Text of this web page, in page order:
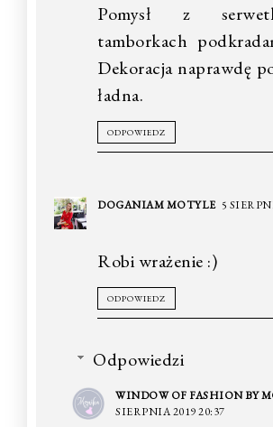
Pomysł z
tamborkach
Dekoracja naprawdę
ładna.
ODPOWIEDZ
DOGANIAM MOTYLE 5
Robi wrażenie :)
ODPOWIEDZ
Odpowiedzi
WINDOW OF FASHION BY
SIERPNIA 2019 20:37